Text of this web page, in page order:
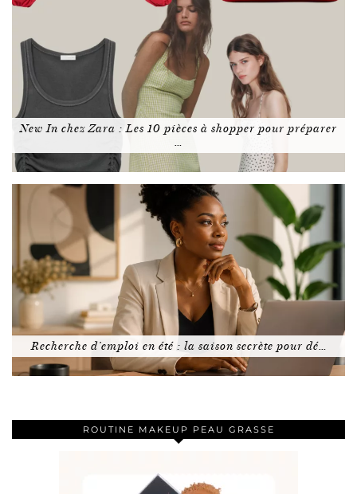
New In chez Zara : Les 10 pièces à shopper pour préparer
…
Recherche d’emploi en été : la saison secrète pour dé…
ROUTINE MAKEUP PEAU GRASSE